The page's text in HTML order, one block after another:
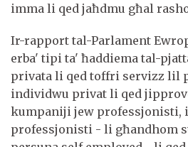
imma li qed jaħdmu għal
Ir-rapport tal-Parlament
erba' tipi ta' ħaddiema tal-
privata li qed toffri servizz lil
individwu privat li qed
kumpaniji jew professjonisti,
professjonisti - li għandhom